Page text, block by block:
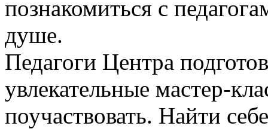
познакомиться с
душе.
Педагоги Центра
увлекательные мастер-
поучаствовать. Найти